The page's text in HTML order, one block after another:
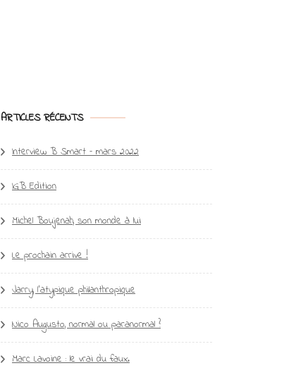
ARTICLES RÉCENTS
Interview B Smart – mars 2022
IGB Edition
Michel Boujenah, son monde à lui
Le prochain arrive !
Jarry, l’atypique philanthropique
Nico Augusto, normal ou paranormal ?
Marc Lavoine : le vrai du faux.